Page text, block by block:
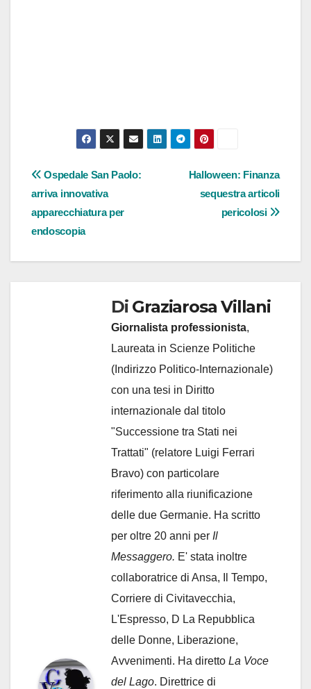
Navigazione
articoli
Halloween: Finanza
sequestra articoli
pericolosi
Ospedale San Paolo:
arriva innovativa
apparecchiatura per
endoscopia
Di Graziarosa Villani
Giornalista professionista,
Laureata in Scienze Politiche
(Indirizzo Politico-Internazionale)
con una tesi in Diritto
internazionale dal titolo
"Successione tra Stati nei
Trattati" (relatore Luigi Ferrari
Bravo) con particolare
riferimento alla riunificazione
delle due Germanie. Ha scritto
per oltre 20 anni per Il
Messaggero. E' stata inoltre
collaboratrice di Ansa, Il Tempo,
Corriere di Civitavecchia,
L'Espresso, D La Repubblica
delle Donne, Liberazione,
Avvenimenti. Ha diretto La Voce
del Lago. Direttrice di